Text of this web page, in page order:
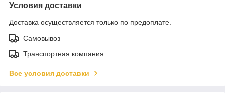
Условия доставки
Доставка осуществляется только по предоплате.
Самовывоз
Транспортная компания
Все условия доставки